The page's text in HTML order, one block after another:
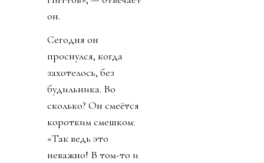
он.
Сегодня он
проснулся, когда
захотелось, без
будильника. Во
сколько? Он смеётся
коротким смешком:
«Так ведь это
неважно! В том-то и